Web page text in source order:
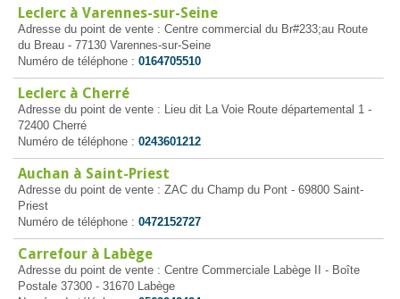
Leclerc à Varennes-sur-Seine
Adresse du point de vente : Centre commercial du Br#233;au Route
du Breau - 77130 Varennes-sur-Seine
Numéro de téléphone : 0164705510
Leclerc à Cherré
Adresse du point de vente : Lieu dit La Voie Route départemental 1 -
72400 Cherré
Numéro de téléphone : 0243601212
Auchan à Saint-Priest
Adresse du point de vente : ZAC du Champ du Pont - 69800 Saint-
Priest
Numéro de téléphone : 0472152727
Carrefour à Labège
Adresse du point de vente : Centre Commerciale Labège II - Boîte
Postale 37300 - 31670 Labège